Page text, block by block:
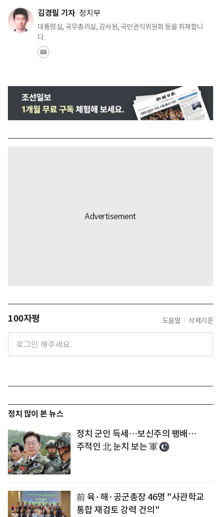
김경필 기자 정치부
대통령실, 국무총리실, 감사원, 국민권익위원회 등을 취재합니
다.
100자평 도움말 삭제기준
정치 많이 본 뉴스
정치 군인 득세…보신주의 팽배…
주적인 北 눈치 보는 軍
前 육·해·공군총장 46명 "사관학교
통합 재검토 강력 건의"